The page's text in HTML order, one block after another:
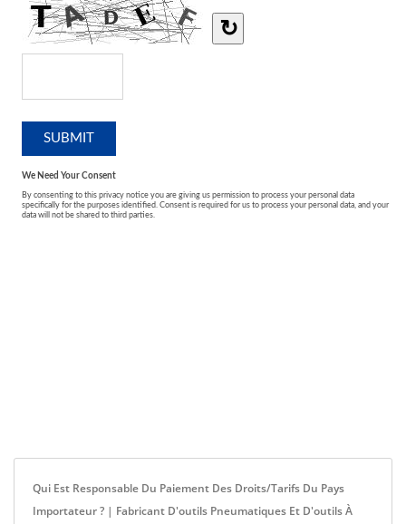
Qui Est Responsable Du Paiement Des Droits/tarifs Du Pays
Importateur ? | Fabricant D'outils Pneumatiques Et D'outils À